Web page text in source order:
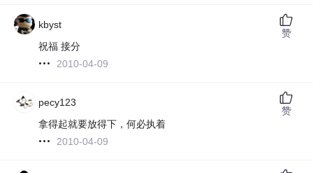
kbyst
祝福 接分
2010-04-09
赞
pecy123
拿得起就要放得下，何必执着
2010-04-09
赞